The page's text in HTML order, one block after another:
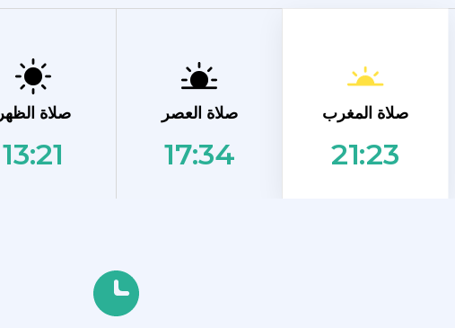
صلاة الظهر
13:21
صلاة العصر
17:34
صلاة المغرب
21:23